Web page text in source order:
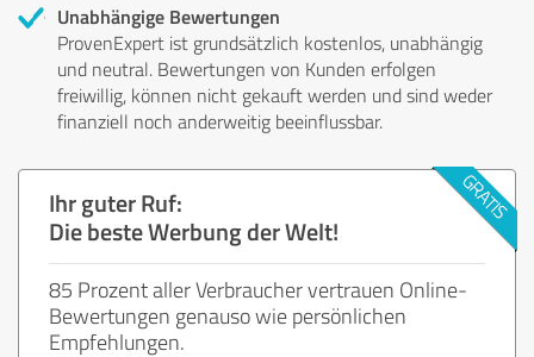
Unabhängige Bewertungen
ProvenExpert ist grundsätzlich kostenlos, unabhängig
und neutral. Bewertungen von Kunden erfolgen
freiwillig, können nicht gekauft werden und sind weder
finanziell noch anderweitig beeinflussbar.
Ihr guter Ruf:
Die beste Werbung der Welt!
85 Prozent aller Verbraucher vertrauen Online-
Bewertungen genauso wie persönlichen
Empfehlungen.